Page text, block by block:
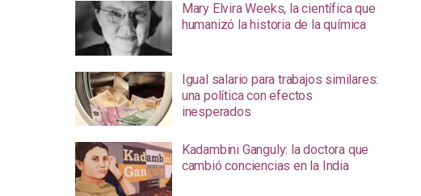
Mary Elvira Weeks, la científica que
humanizó la historia de la química
Igual salario para trabajos similares:
una política con efectos
inesperados
Kadambini Ganguly: la doctora que
cambió conciencias en la India